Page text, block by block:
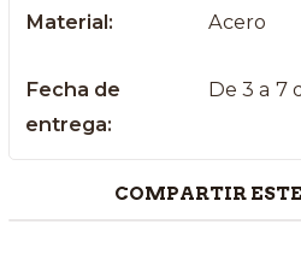
Material: Acero
Fecha de
entrega:
De 3 a 7
COMPARTIR